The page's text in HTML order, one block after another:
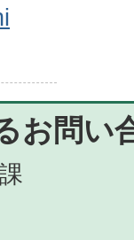
お問い